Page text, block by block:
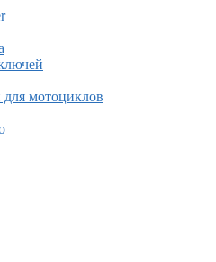
мотоциклов